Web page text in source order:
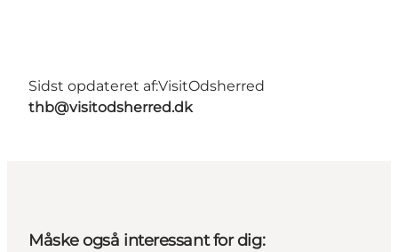
Sidst opdateret af:VisitOdsherred
thb@visitodsherred.dk
Måske også interessant for dig: